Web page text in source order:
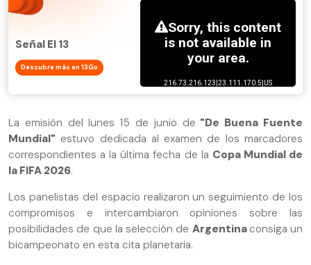
Señal El 13
Descubre más en 13Go
La emisión del lunes 15 de junio de "De Buena Fuente
Mundial" estuvo dedicada al examen de los marcadores
correspondientes a la última fecha de la Copa Mundial de
la FIFA 2026.
Los panelistas del espacio realizaron un seguimiento de los
compromisos e intercambiaron opiniones sobre las
posibilidades de que la selección de Argentina consiga un
bicampeonato en esta cita planetaria.